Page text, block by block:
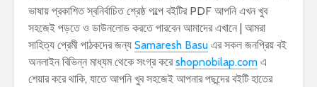
ভাষায় প্রকাশিত স্বনির্বাচিত শ্রেষ্ঠ গল্পে বইটির PDF আপনি এখন খুব
সহজেই পড়তে ও ডাউনলোড করতে পারবেন আমাদের এখানে | আমরা
সাহিত্য প্রেমী পাঠকদের জন্য Samaresh Basu এর সকল জনপ্রিয় বই
অনলাইন বিভিন্ন মাধ্যম থেকে সংগ্র করেshopnobilap.com এ
শেয়ার করে থাকি, যাতে আপনি খুব সহজেই আপনার পছন্দের বইটি হাতের